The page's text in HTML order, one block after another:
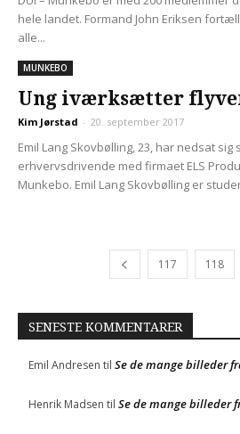
hele landet. Formand John Eriksen
alle...
MUNKEBO
Ung iværksætter
Kim Jørstad - 20. september 2017
Emil Lang Skovbølling, 23, har nedsat
erhvervsdrivende med firmaet ELS
Munkebo. Emil Lang Skovbølling er
117 118
SENESTE KOMMENTARER
Emil Andresen til Se de mange billeder
Henrik Madsen til Se de mange billeder